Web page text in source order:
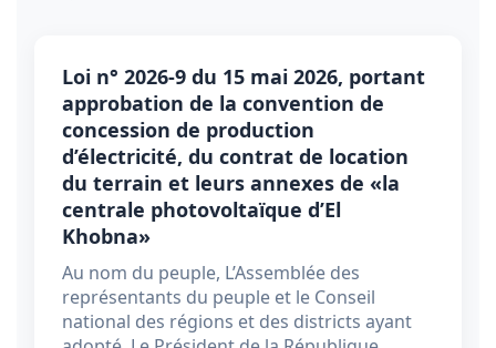
Loi n° 2026-9 du 15 mai 2026, portant
approbation de la convention de
concession de production
d’électricité, du contrat de location
du terrain et leurs annexes de «la
centrale photovoltaïque d’El
Khobna»
Au nom du peuple, L’Assemblée des
représentants du peuple et le Conseil
national des régions et des districts ayant